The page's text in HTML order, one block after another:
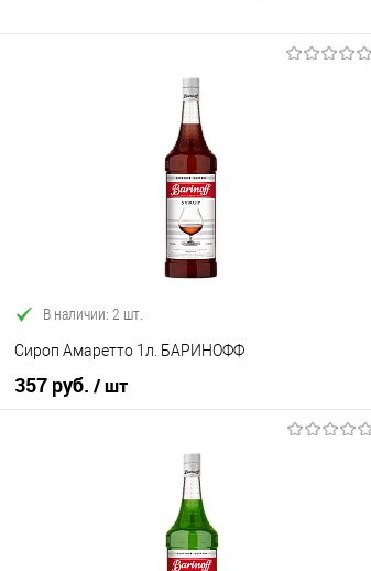
В наличии: 2 шт.
Сироп Амаретто 1л. БАРИНОФФ
357 руб. / шт
В корзину